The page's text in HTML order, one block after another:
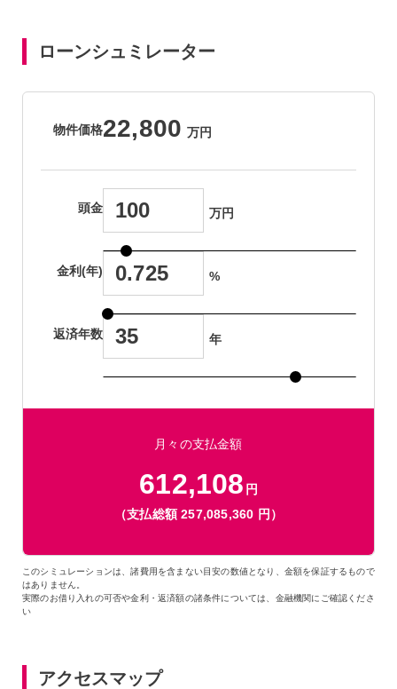
ローンシュミレーター
物件価格22,800 万円
頭金 万円
金利(年) %
返済年数 年
月々の支払金額
612,108 円
（支払総額257,085,360 円）
このシミュレーションは、諸費用を含まない目安の数値となり、金額を保証するもので
はありません。
実際のお借り入れの可否や金利・返済額の諸条件については、金融機関にご確認くださ
い
アクセスマップ